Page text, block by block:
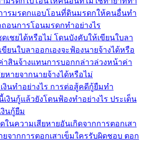
ารมรดกแอบโอนที่ดินมรดกให้คนอื่นทำ
ถอนการโอนมรดกทำอย่างไร
เชยได้หรือไม่ โดนบังคับให้เขียนใบลา
ขียนใบลาออกเองจะฟ้องนายจ้างได้หรือ
าสินจ้างแทนการบอกกล่าวล่วงหน้าค่า
หายจากนายจ้างได้หรือไม่
งินทำอย่างไร การต่อสู้คดีกู้ยืมทำ
เงินกู้แล้วยังโดนฟ้องทำอย่างไร ประเด็น
นกู้ยืม
ในความเสียหายอันเกิดจากการตอกเสา
ยจากการตอกเสาเข็มใครรับผิดชอบ ตอก